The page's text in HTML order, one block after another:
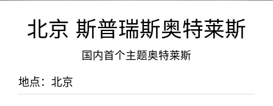
北京 斯普瑞斯奥特莱斯
国内首个主题奥特莱斯
地点：北京